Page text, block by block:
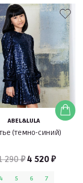
ABEL&LULA
(темно-синий)
290 ₽ 4 520 ₽
4 5 6 7